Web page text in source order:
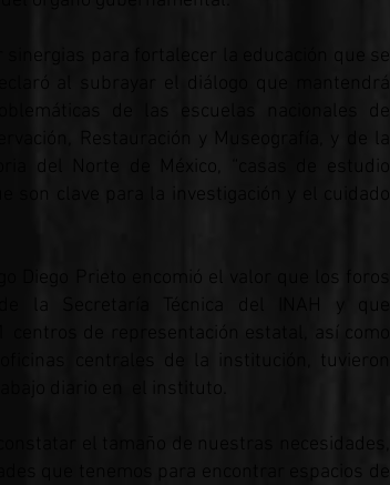
sinergias para fortalecer la educación que se
de las escuelas nacionales de
del Norte de México, “casas de estudio
son clave para la investigación y el cuidado
Diego Prieto encomió el valor que los foros
la Secretaría Técnica del INAH y que
centros de representación estatal, así como
centrales de la institución, tuvieron
diario en el instituto.
el tamaño de nuestras necesidades,
que tenemos para encontrar espacios de